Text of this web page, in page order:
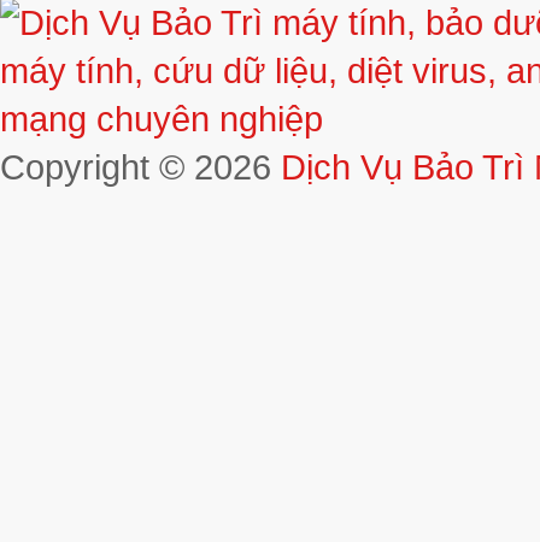
Copyright © 2026 Dịch Vụ Bảo Trì